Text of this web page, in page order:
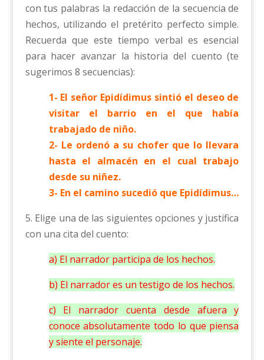
con tus palabras la redacción de la secuencia de
hechos, utilizando el pretérito perfecto simple.
Recuerda que este tiempo verbal es esencial
para hacer avanzar la historia del cuento (te
sugerimos 8 secuencias):
1- El señor Epidídimus sintió el deseo de
visitar el barrio en el que había
trabajado de niño.
2- Le ordenó a su chofer que lo llevara
hasta el almacén en el cual trabajo
desde su niñez.
3- En el camino sucedió que Epidídimus…
5. Elige una de las siguientes opciones y justifica
con una cita del cuento:
a) El narrador participa de los hechos.
b) El narrador es un testigo de los hechos.
c) El narrador cuenta desde afuera y
conoce absolutamente todo lo que piensa
y siente el personaje.